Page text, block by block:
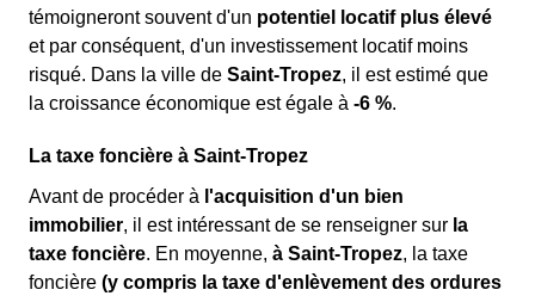
témoigneront souvent d'un potentiel locatif plus élevé
et par conséquent, d'un investissement locatif moins
risqué. Dans la ville de Saint-Tropez, il est estimé que
la croissance économique est égale à -6 %.
La taxe foncière à Saint-Tropez
Avant de procéder à l'acquisition d'un bien
immobilier, il est intéressant de se renseigner sur la
taxe foncière. En moyenne, à Saint-Tropez, la taxe
foncière (y compris la taxe d'enlèvement des ordures